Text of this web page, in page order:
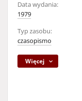
Data wydania:
1979
Typ zasobu:
czasopismo
Więcej